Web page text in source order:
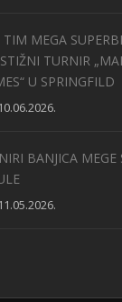
TIM MEGA
TURNIR
U SPRINGFILD
10.06.2026.
BANJICA
11.05.2026.